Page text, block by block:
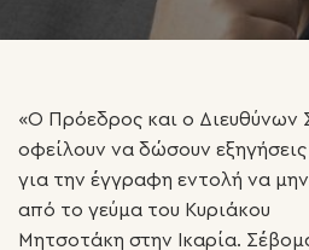
«Ο Πρόεδρος και ο Διευθύνων
οφείλουν να δώσουν εξηγήσεις
για την έγγραφη εντολή να
από το γεύμα του Κυριάκου
Μητσοτάκη στην Ικαρία.